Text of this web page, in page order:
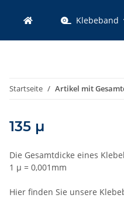
Klebeband
Startseite Artikel mit
135 µ
Die Gesamtdicke eines
1 µ = 0,001mm
Hier finden Sie unsere